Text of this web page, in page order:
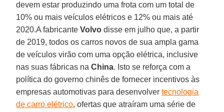
devem estar produzindo uma frota com um total de
10% ou mais veículos elétricos e 12% ou mais até
2020.A fabricanteVolvo disse em julho que, a partir
de 2019, todos os carros novos de sua ampla gama
de veículos virão com uma opção elétrica, inclusive
nas suas fábricas naChina. Isto se reforça com a
política do governo chinês de fornecer incentivos às
empresas automotivas para desenvolvertecnologia
de carro elétrico, ofertas que atraíram uma série de